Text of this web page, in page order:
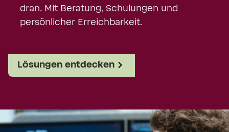
dran. Mit Beratung, Schulungen und
persönlicher Erreichbarkeit.
Lösungen entdecken